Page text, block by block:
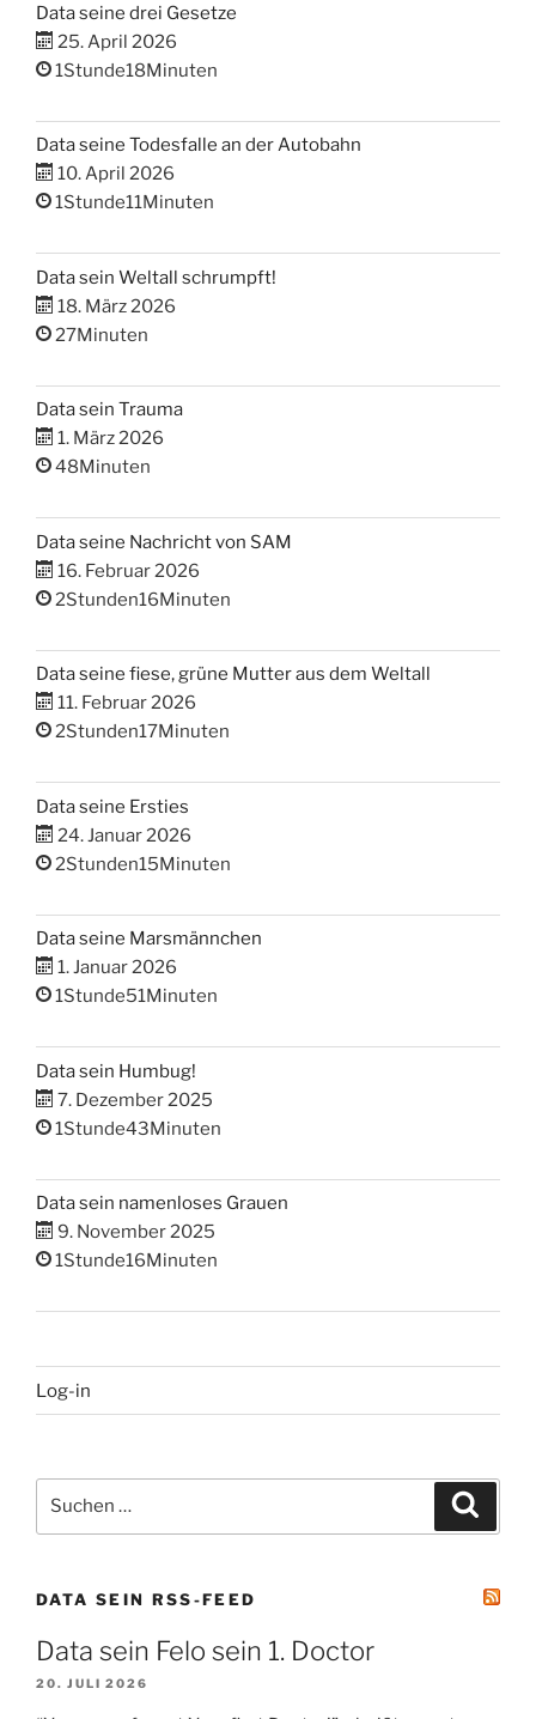
Data seine drei Gesetze
25. April 2026
1Stunde18Minuten
Data seine Todesfalle an der Autobahn
10. April 2026
1Stunde11Minuten
Data sein Weltall schrumpft!
18. März 2026
27Minuten
Data sein Trauma
1. März 2026
48Minuten
Data seine Nachricht von SAM
16. Februar 2026
2Stunden16Minuten
Data seine fiese, grüne Mutter aus dem Weltall
11. Februar 2026
2Stunden17Minuten
Data seine Ersties
24. Januar 2026
2Stunden15Minuten
Data seine Marsmännchen
1. Januar 2026
1Stunde51Minuten
Data sein Humbug!
7. Dezember 2025
1Stunde43Minuten
Data sein namenloses Grauen
9. November 2025
1Stunde16Minuten
Log-in
nach:
DATA SEIN RSS-FEED
Data sein Felo sein 1. Doctor
20. JULI 2026